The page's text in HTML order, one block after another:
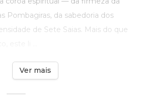
Pombagiras, da sabedoria dos
de Sete Saias. Mais do que
Ver mais